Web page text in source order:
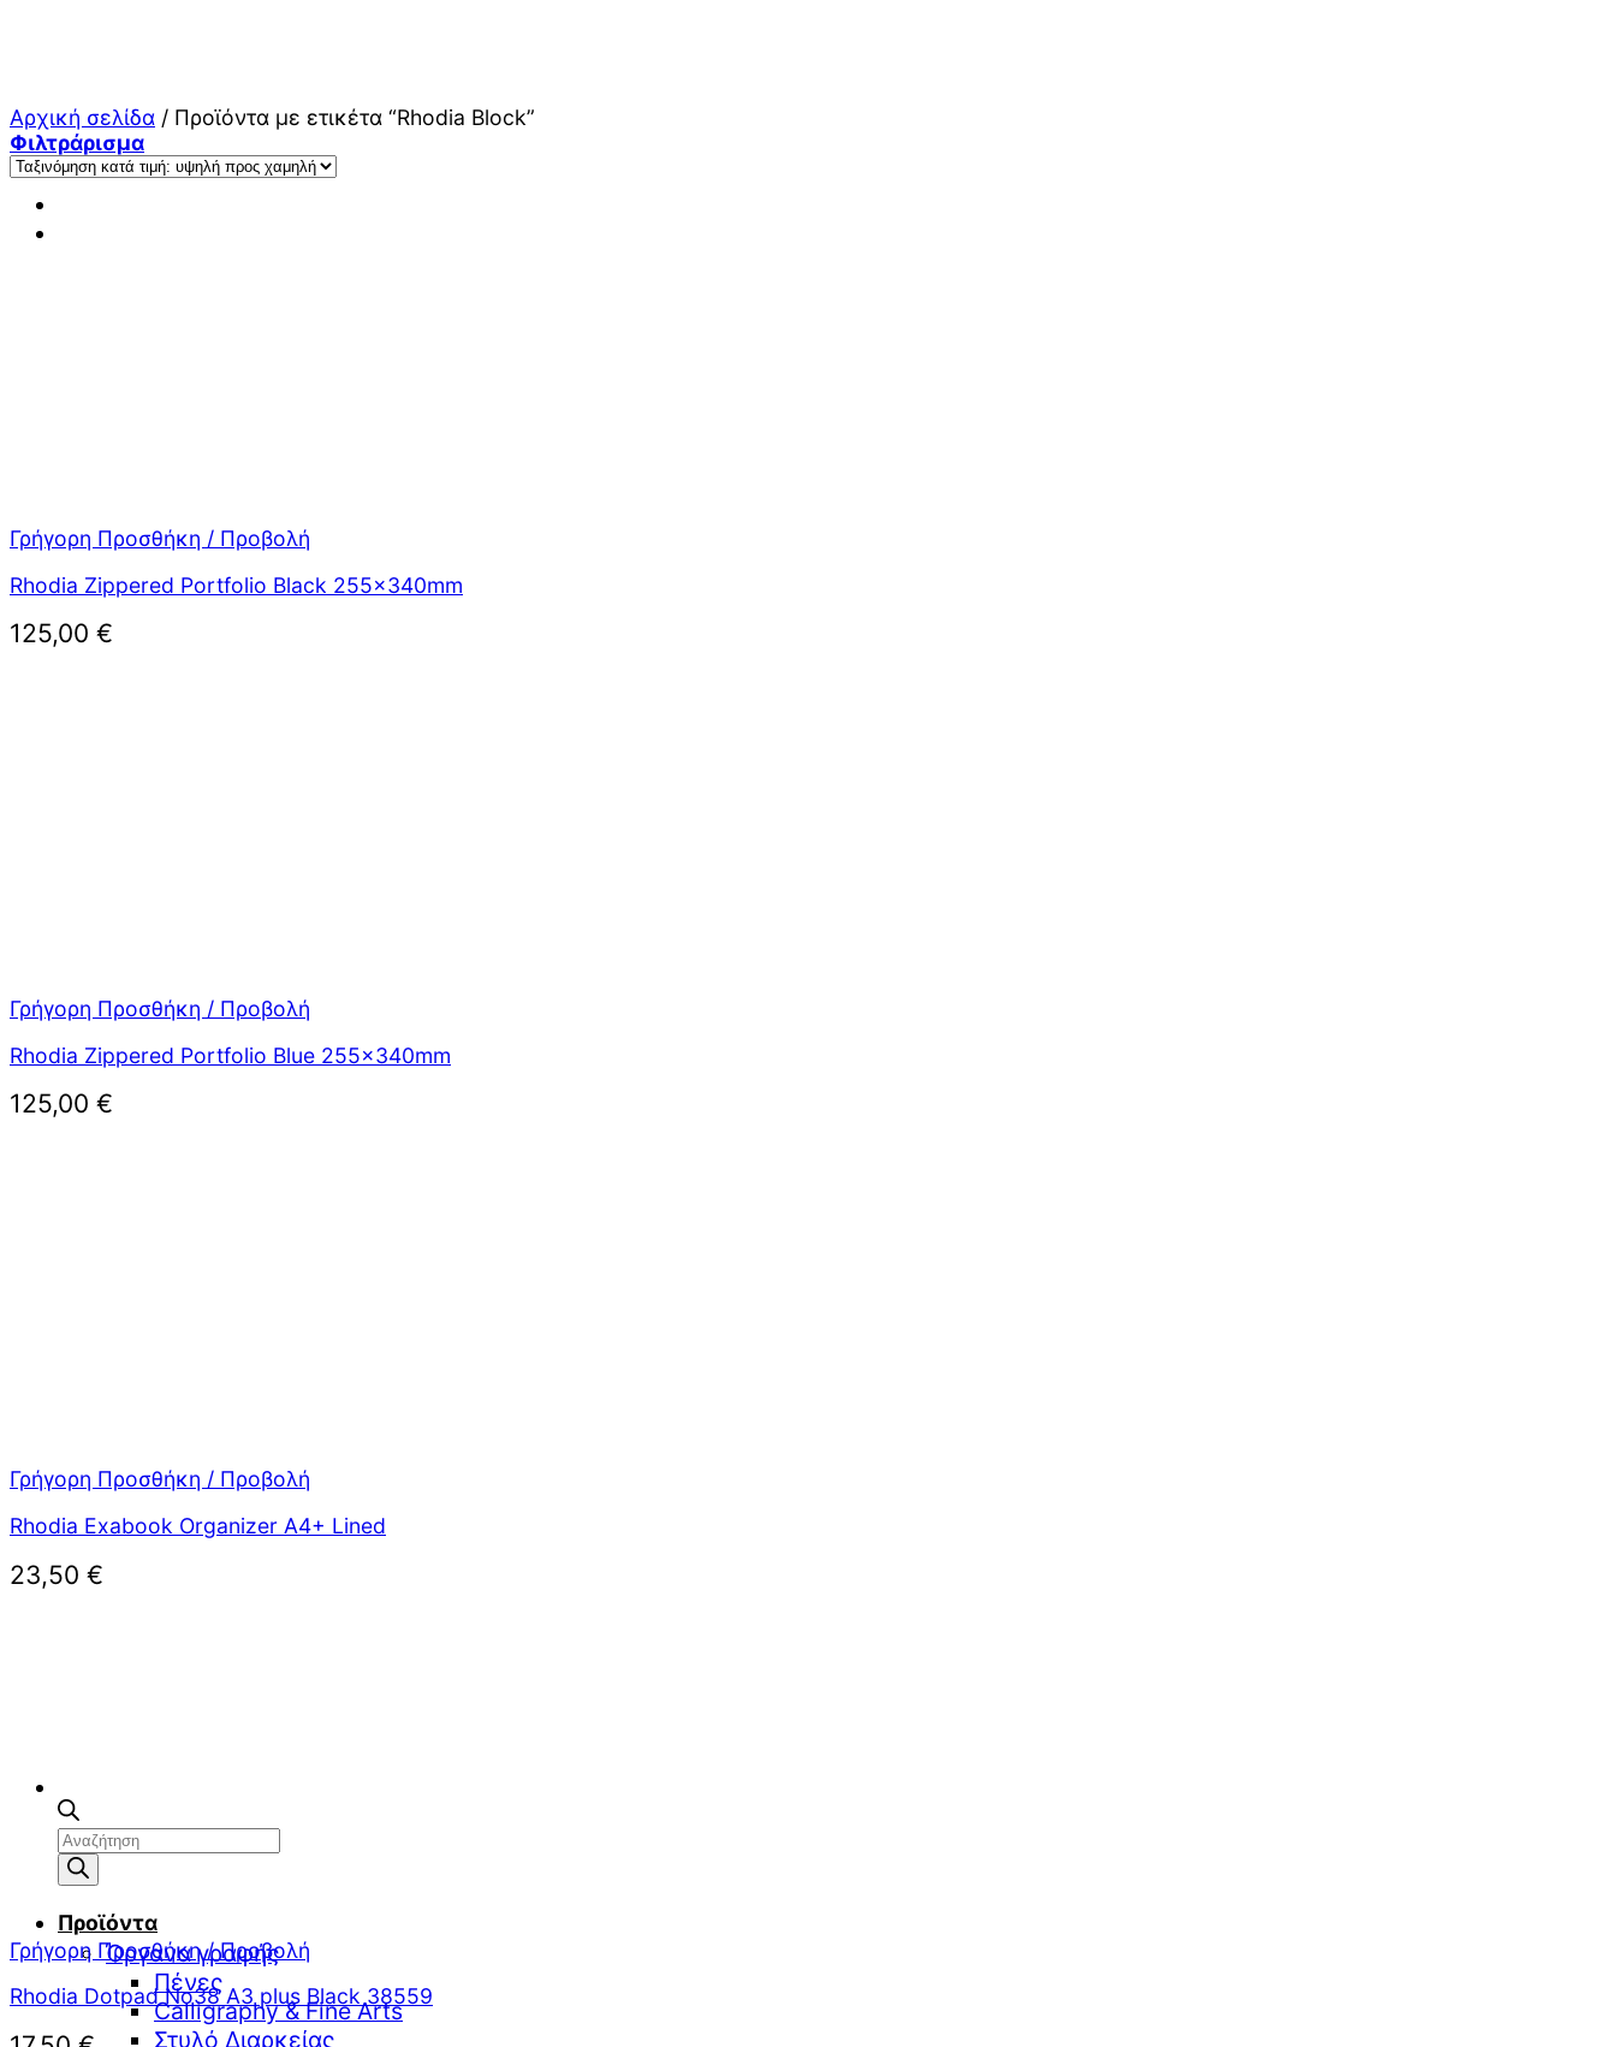
Αναζήτηση
προϊόντων
Προϊόντα
Όργανα γραφής
Πένες
Calligraphy & Fine Arts
Στυλό Διαρκείας
Αρχική σελίδα / Προϊόντα με ετικέτα “Rhodia Block”
Φιλτράρισμα
Γρήγορη Προσθήκη / Προβολή
Rhodia Zippered Portfolio Black 255x340mm
125,00 €
Γρήγορη Προσθήκη / Προβολή
Rhodia Zippered Portfolio Blue 255x340mm
125,00 €
Γρήγορη Προσθήκη / Προβολή
Rhodia Exabook Organizer A4+ Lined
23,50 €
Γρήγορη Προσθήκη / Προβολή
Rhodia Dotpad No38 A3 plus Black 38559